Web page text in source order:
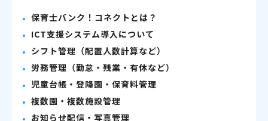
保育士バンク！コネクトとは？
ICT支援システム導入について
シフト管理（配置人数計算など）
労務管理（勤怠・残業・有休など）
児童台帳・登降園・保育料管理
複数園・複数施設管理
お知らせ配信・写真管理